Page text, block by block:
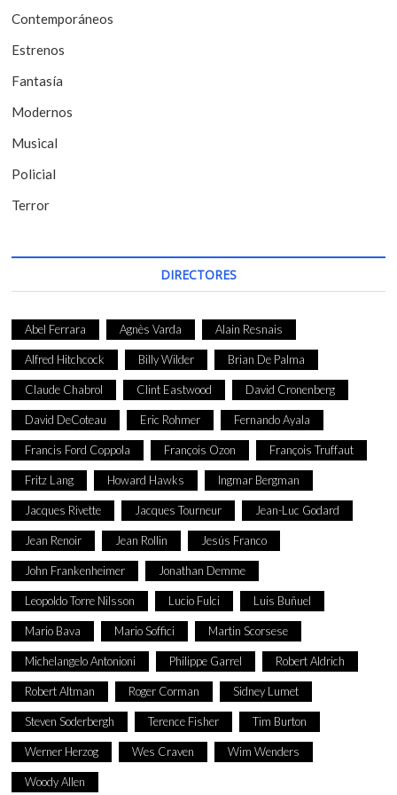
n
t
r
a
d
a
s
Contemporáneos
Estrenos
Fantasía
Modernos
Musical
Policial
Terror
DIRECTORES
Abel Ferrara Agnès Varda Alain Resnais
Alfred Hitchcock Billy Wilder Brian De Palma
Claude Chabrol Clint Eastwood David Cronenberg
David DeCoteau Eric Rohmer Fernando Ayala
Francis Ford Coppola François Ozon François Truffaut
Fritz Lang Howard Hawks Ingmar Bergman
Jacques Rivette Jacques Tourneur Jean-Luc Godard
Jean Renoir Jean Rollin Jesús Franco
John Frankenheimer Jonathan Demme
Leopoldo Torre Nilsson Lucio Fulci Luis Buñuel
Mario Bava Mario Soffici Martin Scorsese
Michelangelo Antonioni Philippe Garrel Robert Aldrich
Robert Altman Roger Corman Sidney Lumet
Steven Soderbergh Terence Fisher Tim Burton
Werner Herzog Wes Craven Wim Wenders
Woody Allen